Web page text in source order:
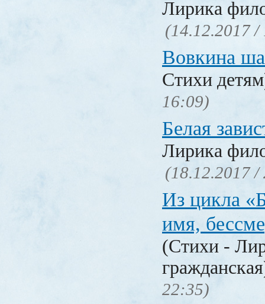
Лирика
(14.12.2017 /
Вовкина
Стихи
16:09)
Белая
Лирика
(18.12.2017 /
Из цикла
имя,
(Стихи -
22:35)